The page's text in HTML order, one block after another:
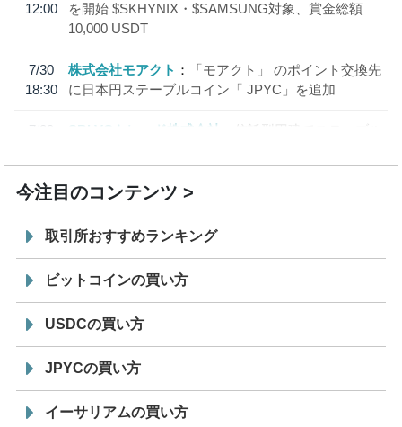
12:00
を開始 $SKHYNIX・$SAMSUNG対象、賞金総額
10,000 USDT
7/30
18:30
株式会社モアクト
「モアクト」 のポイント交換先
に日本円ステーブルコイン「 JPYC」を追加
7/29
SBI VCトレード株式会社
信託型円建てステーブル
今注目のコンテンツ
取引所おすすめランキング
ビットコインの買い方
USDCの買い方
JPYCの買い方
イーサリアムの買い方